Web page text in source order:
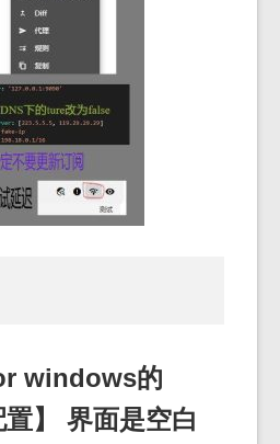
windows的
】 界面是空白